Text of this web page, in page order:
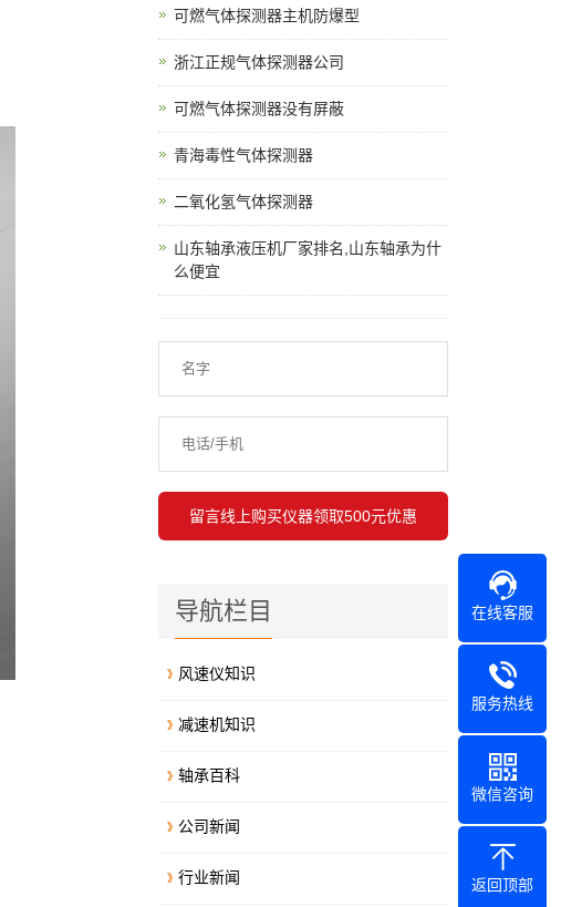
可燃气体探测器主机防爆型
浙江正规气体探测器公司
可燃气体探测器没有屏蔽
青海毒性气体探测器
二氧化氢气体探测器
山东轴承液压机厂家排名,山东轴承为什
么便宜
导航栏目
风速仪知识
减速机知识
轴承百科
公司新闻
行业新闻
在线客服
服务热线
微信咨询
返回顶部